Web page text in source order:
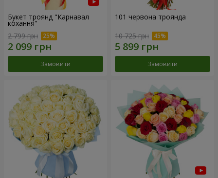
Букет троянд "Карнавал
кохання"
2 799 грн
Замовити
101 червона троянда
10 725 грн
Замовити